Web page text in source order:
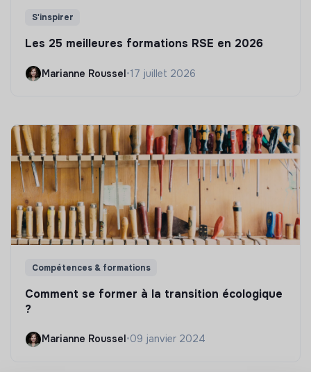
S'inspirer
Les 25 meilleures formations RSE en 2026
Marianne Roussel•17 juillet 2026
Compétences & formations
Comment se former à la transition écologique
?
Marianne Roussel •09 janvier 2024